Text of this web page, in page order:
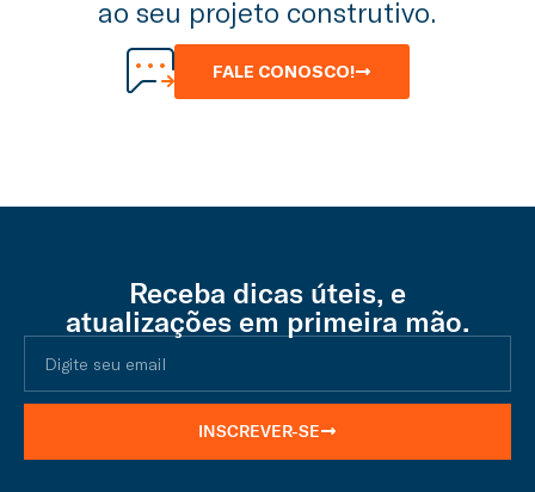
ao seu projeto construtivo.
FALE CONOSCO!
Receba dicas úteis, e
atualizações em primeira mão.
INSCREVER-SE